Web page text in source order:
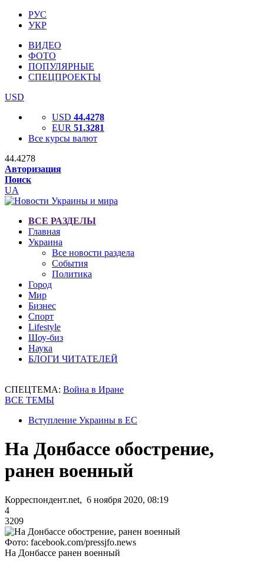
РУС
УКР
ВИДЕО
ФОТО
ПОПУЛЯРНЫЕ
СПЕЦПРОЕКТЫ
USD
USD 44.4278
EUR 51.3281
Все курсы валют
44.4278
Авторизация
Поиск
UA
ВСЕ РАЗДЕЛЫ
Главная
Украина
Все новости раздела
События
Политика
Город
Мир
Бизнес
Спорт
Lifestyle
Шоу-биз
Наука
БЛОГИ ЧИТАТЕЛЕЙ
СПЕЦТЕМА: Война в Иране
ВСЕ ТЕМЫ
Вступление Украины в ЕС
На Донбассе обострение,
ранен военный
Корреспондент.net, 6 ноября 2020, 08:19
4
3209
Фото: facebook.com/pressjfo.news
На Донбассе ранен военный